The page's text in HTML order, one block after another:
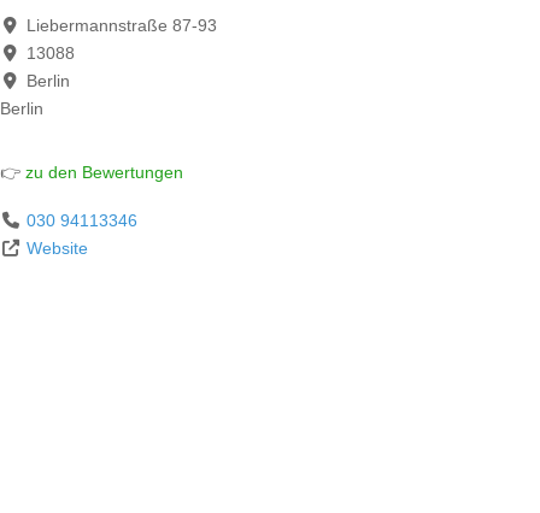
Liebermannstraße 87-93
13088
Berlin
Berlin
👉 zu den Bewertungen
030 94113346
Website